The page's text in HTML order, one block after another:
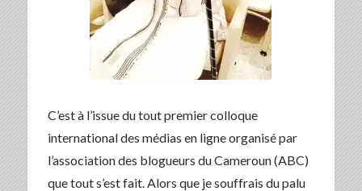
C’est à l’issue du tout premier colloque
international des médias en ligne organisé par
l’association des blogueurs du Cameroun (ABC)
que tout s’est fait. Alors que je souffrais du palu